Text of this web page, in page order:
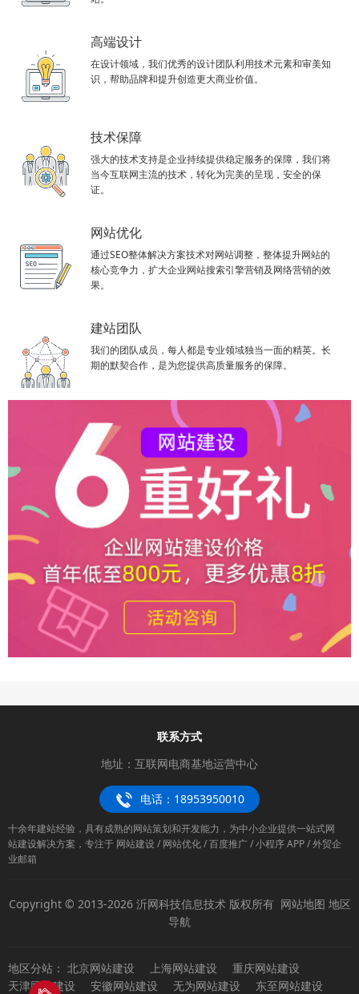
高端设计
在设计领域，我们优秀的设计团队利用技术元素和审美知
识，帮助品牌和提升创造更大商业价值。
技术保障
强大的技术支持是企业持续提供稳定服务的保障，我们将
当今互联网主流的技术，转化为完美的呈现，安全的保
证。
网站优化
通过SEO整体解决方案技术对网站调整，整体提升网站的
核心竞争力，扩大企业网站搜索引擎营销及网络营销的效
果。
建站团队
我们的团队成员，每人都是专业领域独当一面的精英。长
期的默契合作，是为您提供高质量服务的保障。
联系方式
地址：互联网电商基地运营中心
电话：18953950010
十余年建站经验，具有成熟的网站策划和开发能力，为中小企业提供一站式网
站建设解决方案，专注于 网站建设 / 网站优化 / 百度推广 / 小程序 APP / 外贸企
业邮箱
Copyright © 2013-2026 沂网科技信息技术 版权所有 网站地图 地区
导航
地区分站： 北京网站建设 上海网站建设
重庆网站建设
天津网站建设
安徽网站建设 无为网站建设 东至网站建设